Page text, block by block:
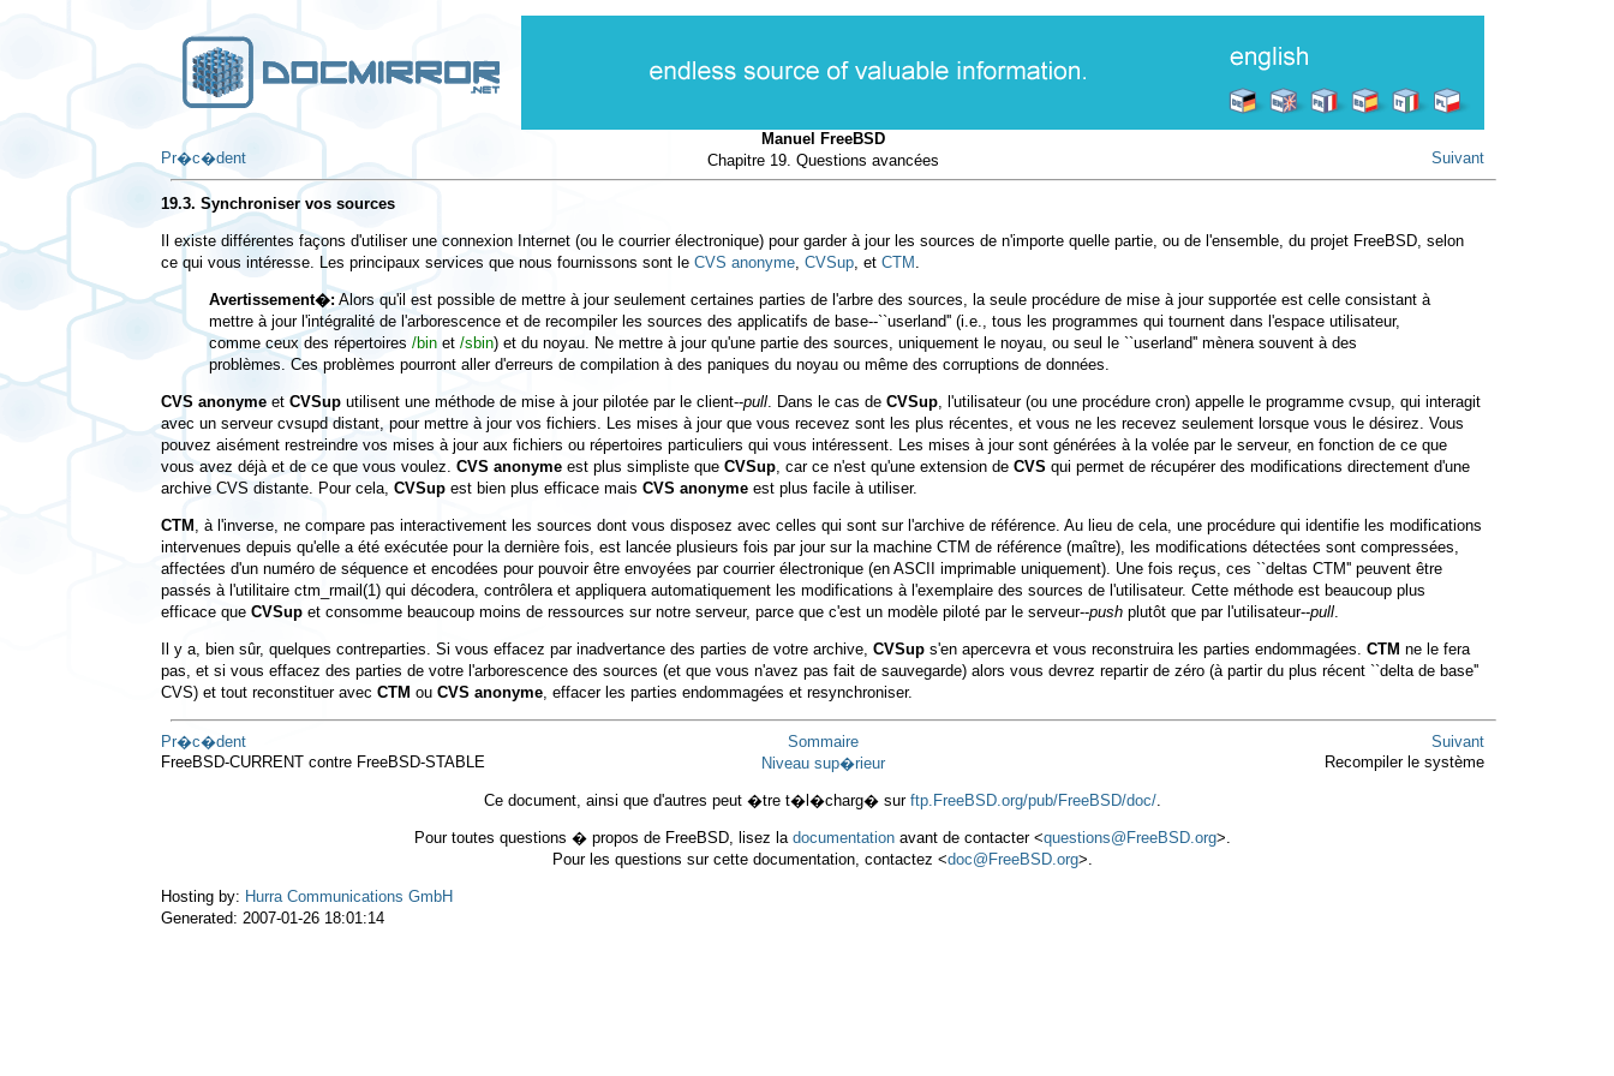
Manuel FreeBSD
Pr�c�dent
Chapitre 19. Questions avancées Suivant
19.3. Synchroniser vos sources
Il existe différentes façons d'utiliser une connexion Internet (ou le courrier électronique) pour garder à jour les sources de n'importe quelle partie, ou de l'ensemble, du projet FreeBSD, selon
ce qui vous intéresse. Les principaux services que nous fournissons sont leCVS anonyme,CVSup, etCTM .
Avertissement�: Alors qu'il est possible de mettre à jour seulement certaines parties de l'arbre des sources, la seule procédure de mise à jour supportée est celle consistant à
mettre à jour l'intégralité de l'arborescence et de recompiler les sources des applicatifs de base--``userland'' (i.e., tous les programmes qui tournent dans l'espace utilisateur,
comme ceux des répertoires/bin et/sbin) et du noyau. Ne mettre à jour qu'une partie des sources, uniquement le noyau, ou seul le ``userland'' mènera souvent à des
problèmes. Ces problèmes pourront aller d'erreurs de compilation à des paniques du noyau ou même des corruptions de données.
CVS anonyme etCVSup utilisent une méthode de mise à jour pilotée par le client--pull. Dans le cas deCVSup, l'utilisateur (ou une procédurecron) appelle le programmecvsup, qui interagit
avec un serveurcvsupd distant, pour mettre à jour vos fichiers. Les mises à jour que vous recevez sont les plus récentes, et vous ne les recevez seulement lorsque vous le désirez. Vous
pouvez aisément restreindre vos mises à jour aux fichiers ou répertoires particuliers qui vous intéressent. Les mises à jour sont générées à la volée par le serveur, en fonction de ce que
vous avez déjà et de ce que vous voulez.CVS anonyme est plus simpliste queCVSup, car ce n'est qu'une extension deCVS qui permet de récupérer des modifications directement d'une
archive CVS distante. Pour cela,CVSup est bien plus efficace maisCVS anonyme est plus facile à utiliser.
CTM , à l'inverse, ne compare pas interactivement les sources dont vous disposez avec celles qui sont sur l'archive de référence. Au lieu de cela, une procédure qui identifie les modifications
intervenues depuis qu'elle a été exécutée pour la dernière fois, est lancée plusieurs fois par jour sur la machine CTM de référence (maître), les modifications détectées sont compressées,
affectées d'un numéro de séquence et encodées pour pouvoir être envoyées par courrier électronique (en ASCII imprimable uniquement). Une fois reçus, ces ``deltas CTM'' peuvent être
passés à l'utilitairectm_rmail(1) qui décodera, contrôlera et appliquera automatiquement les modifications à l'exemplaire des sources de l'utilisateur. Cette méthode est beaucoup plus
efficace queCVSup et consomme beaucoup moins de ressources sur notre serveur, parce que c'est un modèle piloté par le serveur--push plutôt que par l'utilisateur--pull.
Il y a, bien sûr, quelques contreparties. Si vous effacez par inadvertance des parties de votre archive,CVSup s'en apercevra et vous reconstruira les parties endommagées.CTM ne le fera
pas, et si vous effacez des parties de votre l'arborescence des sources (et que vous n'avez pas fait de sauvegarde) alors vous devrez repartir de zéro (à partir du plus récent ``delta de base''
CVS) et tout reconstituer avecCTM ouCVS anonyme, effacer les parties endommagées et resynchroniser.
Pr�c�dent Sommaire
Suivant
FreeBSD-CURRENT contre FreeBSD-STABLE
Niveau sup�rieur Recompiler le système
Ce document, ainsi que d'autres peut �tre t�l�charg� surftp.FreeBSD.org/pub/FreeBSD/doc/
Pour toutes questions � propos de FreeBSD, lisez ladocumentation avant de contacter <questions@FreeBSD.org>.
Pour les questions sur cette documentation, contactez <doc@FreeBSD.org>.
Hosting by: Hurra Communications GmbH
Generated: 2007-01-26 18:01:14